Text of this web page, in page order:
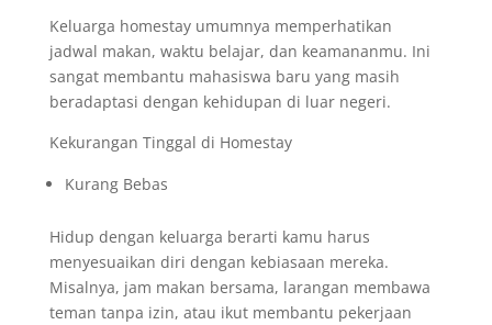
Keluarga homestay umumnya memperhatikan
jadwal makan, waktu belajar, dan keamananmu. Ini
sangat membantu mahasiswa baru yang masih
beradaptasi dengan kehidupan di luar negeri.
Kekurangan Tinggal di Homestay
Kurang Bebas
Hidup dengan keluarga berarti kamu harus
menyesuaikan diri dengan kebiasaan mereka.
Misalnya, jam makan bersama, larangan membawa
teman tanpa izin, atau ikut membantu pekerjaan